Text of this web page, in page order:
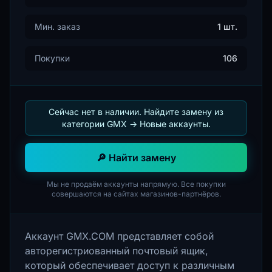
Мин. заказ 1 шт.
Покупки 106
Сейчас нет в наличии. Найдите замену из
категории GMX -> Новые аккаунты.
🔎 Найти замену
Мы не продаём аккаунты напрямую. Все покупки
совершаются на сайтах магазинов-партнёров.
Аккаунт GMX.COM представляет собой
авторегистриованный почтовый ящик,
который обеспечивает доступ к различным